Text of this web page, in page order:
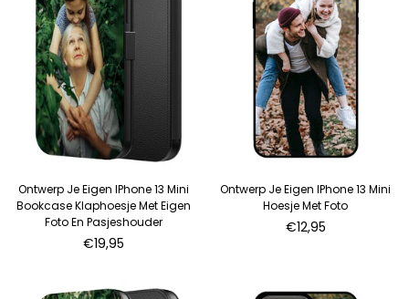
Ontwerp Je Eigen IPhone 13 Mini
Bookcase Klaphoesje Met Eigen
Foto En Pasjeshouder
Normale
€19,95
Ontwerp Je Eigen IPhone 13 Mini
Hoesje Met Foto
€12,95